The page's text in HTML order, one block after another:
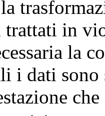
in
la
i dati sono